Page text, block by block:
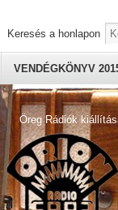
Öreg Rádiók
VENDÉGKÖNYV
Keresés a honlapon